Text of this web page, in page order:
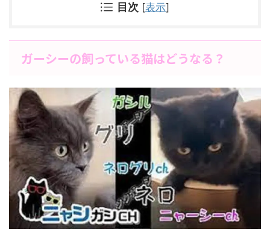
目次 [表示]
ガーシーの飼っている猫はどうなる？